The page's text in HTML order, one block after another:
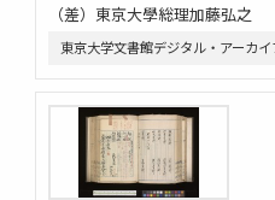
（差）東京大學総理加藤弘之
東京大学文書館デジタル・アーカ